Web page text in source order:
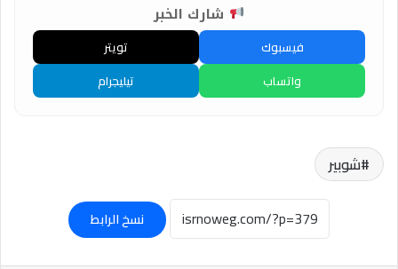
شارك الخبر
فيسبوك
تويتر
واتساب
تيليجرام
شوبير
نسخ الرابط